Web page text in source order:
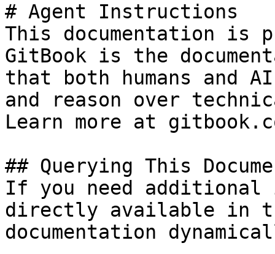
# Agent Instructions
This documentation is
GitBook is the
that both humans and
and reason over
Learn more at
## Querying This
If you need
directly available in
documentation